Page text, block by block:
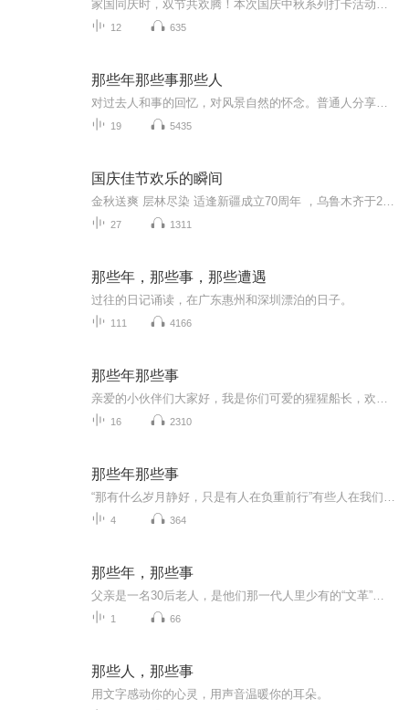
12 635
那些年那些事那些人
19 5435
国庆佳节欢乐的瞬间
27 1311
那些年，那些事，那些遭遇
过往的日记诵读，在广东惠州和深圳漂泊的日子。
111 4166
那些年那些事
16 2310
那些年那些事
4 364
那些年，那些事
1 66
那些人，那些事
用文字感动你的心灵，用声音温暖你的耳朵。